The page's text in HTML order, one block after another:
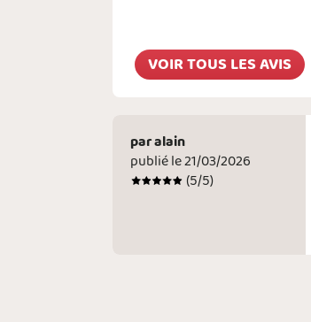
VOIR TOUS LES AVIS
paralain
publié le 21/03/2026
(5/5)